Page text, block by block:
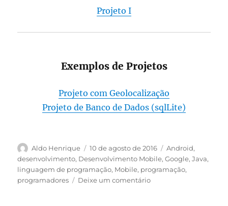
Projeto I
Exemplos de Projetos
Projeto com Geolocalização
Projeto de Banco de Dados (sqlLite)
Autor
Aldo Henrique
Publicado
em
10 de agosto de 2016 Categorias
Android,
desenvolvimento, Desenvolvimento Mobile,Google,Java,
linguagem de programação, Mobile, programação,
programadores
Deixe um comentárioem